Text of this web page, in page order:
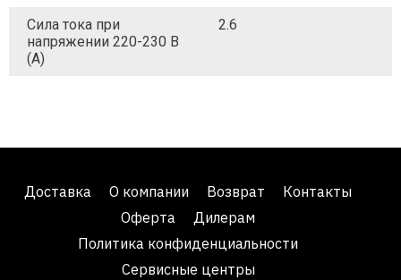
Сила тока при
напряжении 220-230 В
(А)
2.6
Доставка О компании Возврат
Контакты
Оферта
Дилерам
Политика конфиденциальности
Сервисные центры